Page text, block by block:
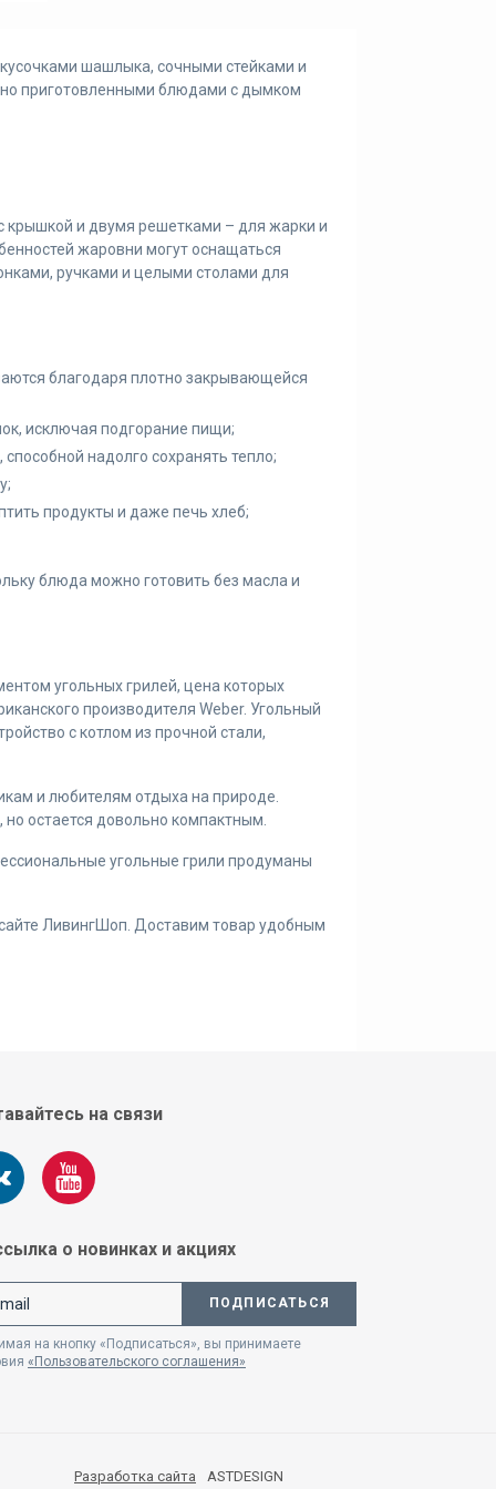
шашлыка, сочными стейками и
приготовленными блюдами с дымком
крышкой и двумя решетками – для жарки и
жаровни могут оснащаться
ручками и целыми столами для
благодаря плотно закрывающейся
исключая подгорание пищи;
надолго сохранять тепло;
продукты и даже печь хлеб;
блюда можно готовить без масла и
угольных грилей, цена которых
производителя Weber. Угольный
с котлом из прочной стали,
и любителям отдыха на природе.
остается довольно компактным.
угольные грили продуманы
ЛивингШоп. Доставим товар удобным
на связи
о новинках и акциях
ПОДПИСАТЬСЯ
на кнопку «Подписаться», вы принимаете
«Пользовательского соглашения»
Разработка сайта ASTDESIGN